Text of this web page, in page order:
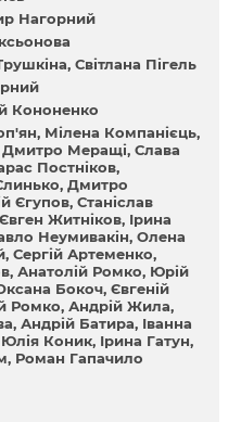
Нагорний
Світлана Пігель
Кононенко
Мілена Компанієць
Дмитро Меращі Слава
Постніков
Дмитро
Єгупов Станіслав
Євген Житніков Ірина
Неумивакін Олена
Сергій Артеменко
Анатолій Ромко Юрій
Бокоч Євгеній
Ромко Андрій Жила
Андрій Батира Іванна
Юлія Коник Ірина Гатун
Роман Гапачило